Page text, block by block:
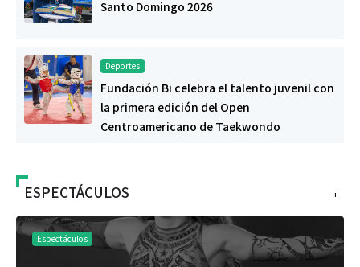
Santo Domingo 2026
Deportes
Fundación Bi celebra el talento juvenil con
la primera edición del Open
Centroamericano de Taekwondo
+
ESPECTÁCULOS
Espectáculos